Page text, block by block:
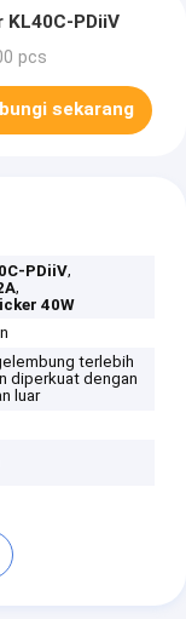
KL40C-PDiiV
pcs
sekarang
PDiiV,
,
40W
terlebih
diperkuat dengan
luar